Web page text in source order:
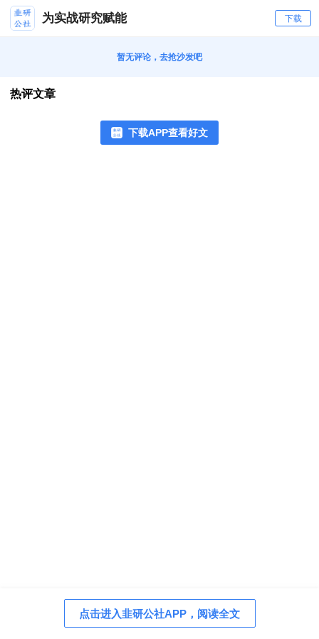
为实战研究赋能 下载
暂无评论，去抢沙发吧
热评文章
下载APP查看好文
点击进入韭研公社APP，阅读全文